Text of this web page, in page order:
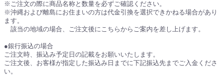
※ご注文の際に商品名称と数量を必ずご確認ください。
※沖縄および離島にお住まいの方は代金引換を選択できかねる場合があり
ます。
該当の地域の場合、ご注文後にこちらからご案内を差し上げます。
●銀行振込の場合
ご注文時、振込み予定日の記載をお願いいたします。
ご注文後、お客様が指定した振込み日までに下記振込先までご入金くださ
い。